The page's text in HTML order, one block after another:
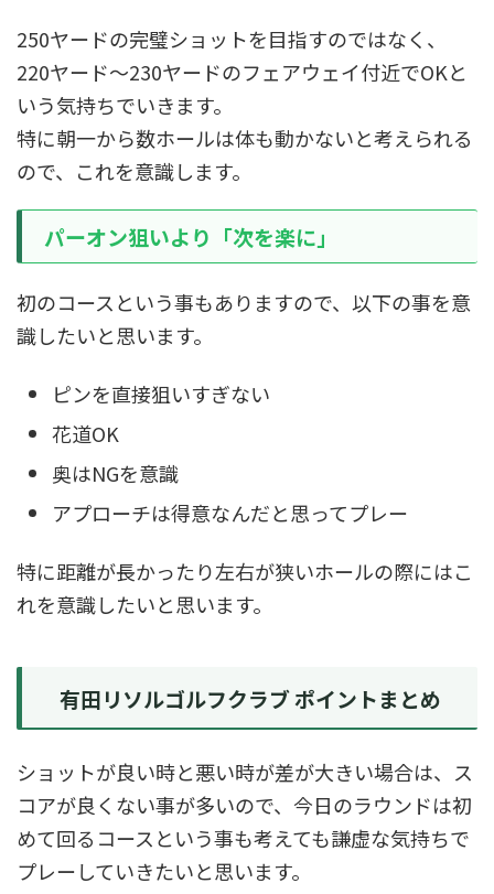
250ヤードの完璧ショットを目指すのではなく、
220ヤード～230ヤードのフェアウェイ付近でOKと
いう気持ちでいきます。
特に朝一から数ホールは体も動かないと考えられる
ので、これを意識します。
パーオン狙いより「次を楽に」
初のコースという事もありますので、以下の事を意
識したいと思います。
ピンを直接狙いすぎない
花道OK
奥はNGを意識
アプローチは得意なんだと思ってプレー
特に距離が長かったり左右が狭いホールの際にはこ
れを意識したいと思います。
有田リソルゴルフクラブ ポイントまとめ
ショットが良い時と悪い時が差が大きい場合は、ス
コアが良くない事が多いので、今日のラウンドは初
めて回るコースという事も考えても謙虚な気持ちで
プレーしていきたいと思います。